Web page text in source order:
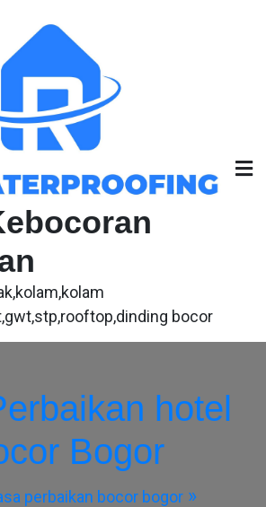
bocor
hotel
Bogor
perbaikan bocor bogor